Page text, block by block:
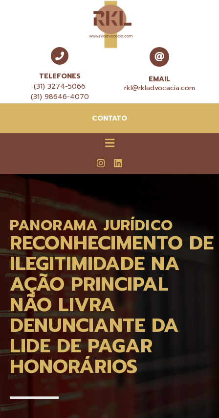
TELEFONES
(31) 3274-5066
(31) 98646-4070
EMAIL
rkl@rkladvocacia.com
CONTATO
PANORAMA JURÍDICO
RECONHECIMENTO DE
ILEGITIMIDADE NA
AÇÃO PRINCIPAL
NÃO LIVRA
DENUNCIANTE DA
LIDE DE PAGAR
HONORÁRIOS